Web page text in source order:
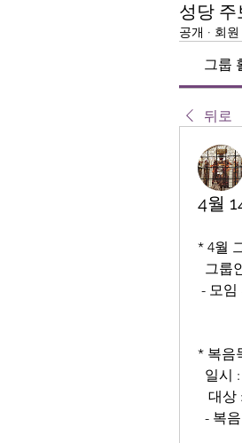
성당 주
공개 · 회원
그룹
뒤로
4월
* 4월
그룹
- 모임
* 복음
일시
대
-